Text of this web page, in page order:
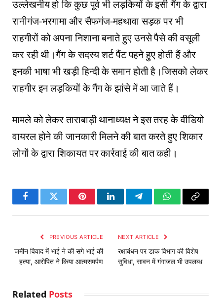
उल्लेखनीय हो कि कुछ पूर्व भी लड़कियों के इसी गैंग के द्वारा
रानीगंज-भरगामा और सैफगंज-महथावा सड़क पर भी
राहगीरों को अपना निशाना बनाते हुए उनसे पैसे की वसूली
कर रही थी।गैंग के सदस्य शर्ट पैंट पहने हुए होती हैं और
इनकी भाषा भी खड़ी हिन्दी के समान होती है।जिसको लेकर
राहगीर इन लड़कियों के गैंग के झांसे में आ जाते हैं।
मामले को लेकर ताराबाड़ी थानाध्यक्ष ने इस तरह के वीडियो
वायरल होने की जानकारी मिलने की बात करते हुए शिकार
लोगों के द्वारा शिकायत पर कार्रवाई की बात कही।
FacebookTwitter PinterestLinkedInTelegramWhatsApp
Copy
PREVIOUS ARTICLE
जमीन विवाद में भाई ने की सगे भाई की
हत्या, आरोपित ने किया आत्मसमर्पण
NEXT ARTICLE
रक्षाबंधन पर डाक विभाग की विशेष
सुविधा, सावन में गंगाजल भी उपलब्ध
Related Posts